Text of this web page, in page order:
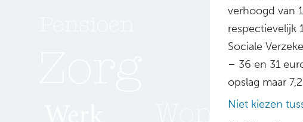
verhoogd van
respectievelijk
Sociale
– 36 en 31
opslag maar
Niet kiezen